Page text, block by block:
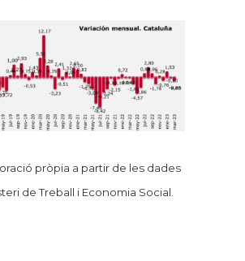
pròpia a partir de les dades
de Treball i Economia Social.